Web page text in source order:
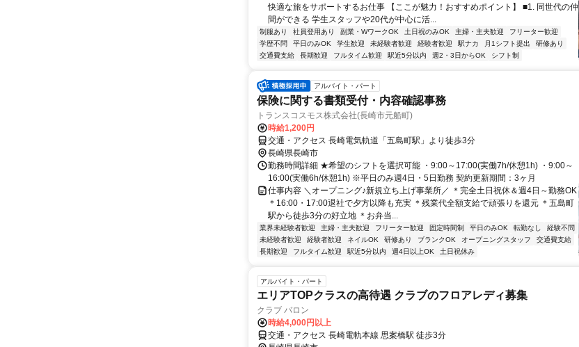
快適な旅をサポートするお仕事 【ここが魅力！おすすめポイント】 ■1. 同世代の仲
間ができる 学生スタッフや20代が中心に活...
制服あり 社員登用あり 副業・WワークOK 土日祝のみOK 主婦・主夫歓迎
フリーター歓迎
学歴不問
平日のみOK 学生歓迎 未経験者歓迎 経験者歓迎 駅ナカ 月1シフト提出
研修あり
交通費支給
長期歓迎 フルタイム歓迎 駅近5分以内 週2・3日からOK シフト制
アルバイト・パート
保険に関する書類受付・内容確認事務
トランスコスモス株式会社(長崎市元船町)
時給1,200円
交通・アクセス 長崎電気軌道「五島町駅」より徒歩3分
長崎県長崎市
勤務時間詳細 ★希望のシフトを選択可能 ・9:00～17:00(実働7h/休憩1h) ・9:00～
16:00(実働6h/休憩1h) ※平日のみ週4日・5日勤務 契約更新期間：3ヶ月
仕事内容 ＼オープニング♪新規立ち上げ事業所／ ＊完全土日祝休＆週4日～勤務OK
＊16:00・17:00退社で夕方以降も充実 ＊残業代全額支給で頑張りを還元 ＊五島町
駅から徒歩3分の好立地 ＊お弁当...
業界未経験者歓迎 主婦・主夫歓迎 フリーター歓迎 固定時間制 平日のみOK 転勤なし
経験不問
未経験者歓迎
経験者歓迎 ネイルOK 研修あり ブランクOK オープニングスタッフ
交通費支給
長期歓迎
フルタイム歓迎 駅近5分以内 週4日以上OK 土日祝休み
アルバイト・パート
エリアTOPクラスの高待遇 クラブのフロアレディ募集
クラブ バロン
時給4,000円以上
交通・アクセス 長崎電軌本線 思案橋駅 徒歩3分